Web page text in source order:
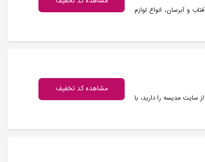
و آبرسان، انواع لوازم
سایت مدیسه را دارید، با
مشاهده کد تخفیف